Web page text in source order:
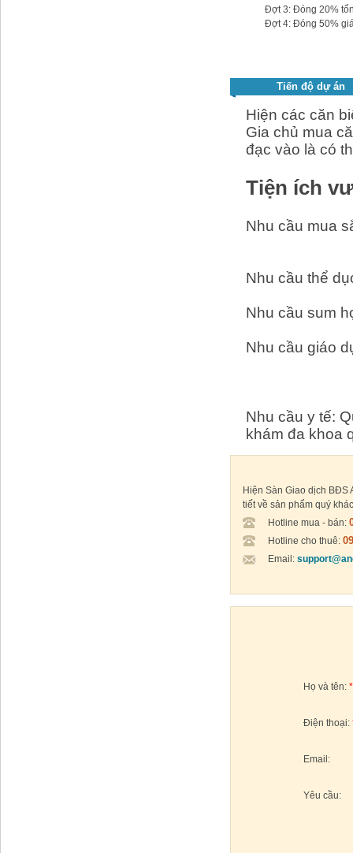
Đợt 3: Đóng 20%
Đợt 4: Đóng 50%
Tiến độ dự án
Hiện các căn
Gia chủ mua
đạc vào là có
Tiện ích
Nhu cầu mua
Nhu cầu thể
Nhu cầu sum
Nhu cầu giáo
Nhu cầu y tế:
khám đa khoa
Hiện Sàn Giao dịch BĐS
tiết về sản phẩm quý
Hotline mua - bán:
Hotline cho thuê:
Email:
Họ và tên:*
Điện thoại:
Email:
Yêu cầu: